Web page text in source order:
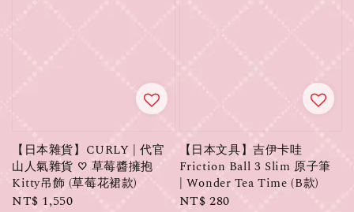
【日本雜貨】CURLY | 代官
山人氣雜貨 ♡ 草莓醬擁抱
Kitty吊飾 (草莓花裙款)
Regular
NT$ 1,550
【日本文具】吉伊卡哇
Friction Ball 3 Slim 原子筆
| Wonder Tea Time (B款)
Regular
NT$ 280